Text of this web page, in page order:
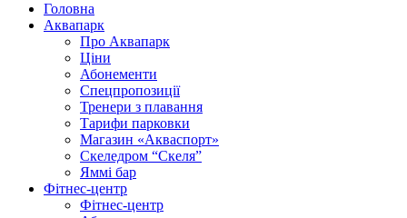
Головна
Аквапарк
Про Аквапарк
Ціни
Абонементи
Спецпропозиції
Тренери з плавання
Тарифи парковки
Магазин «Акваспорт»
Скеледром “Скеля”
Яммі бар
Фітнес-центр
Фітнес-центр